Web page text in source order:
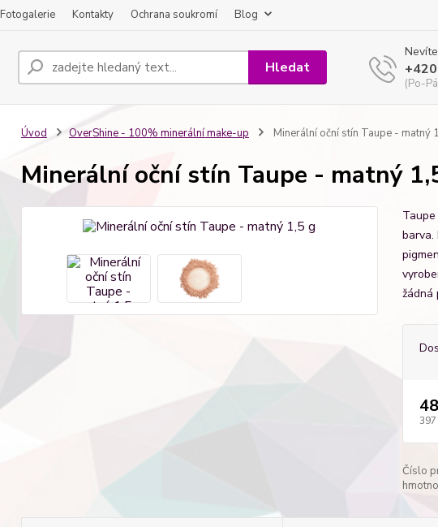
Fotogalerie Kontakty Ochrana soukromí Blog
Hledat
(Po-
Úvod OverShine - 100% minerální make-up Minerální oční stín Taupe - matný
Minerální oční stín Taupe - matný
barva.
žádná
397
Číslo